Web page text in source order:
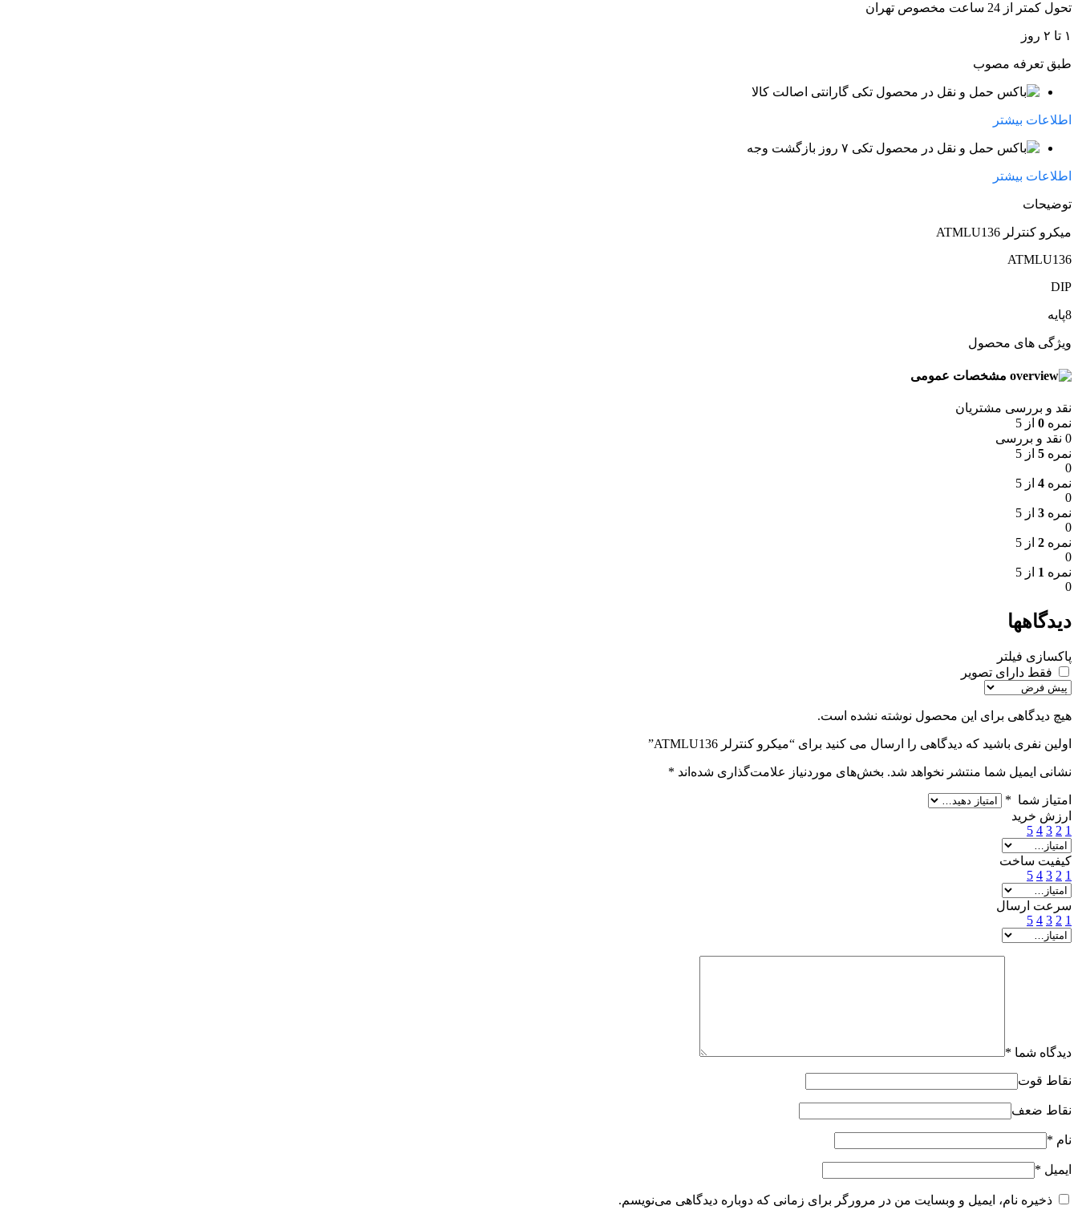
تحول کمتر از 24 ساعت مخصوص تهران
۱ تا ۲ روز
طبق تعرفه مصوب
گارانتی اصالت کالا
اطلاعات بیشتر
۷ روز بازگشت وجه
اطلاعات بیشتر
توضیحات
میکرو کنترلر ATMLU136
ATMLU136
DIP
8پایه
ویژگی های محصول
مشخصات عمومی
نقد و بررسی مشتریان
نمره 0 از 5
0 نقد و بررسی
نمره 5 از 5
0
نمره 4 از 5
0
نمره 3 از 5
0
نمره 2 از 5
0
نمره 1 از 5
0
دیدگاهها
پاکسازی فیلتر
فقط دارای تصویر
هیچ دیدگاهی برای این محصول نوشته نشده است.
اولین نفری باشید که دیدگاهی را ارسال می کنید برای “میکرو کنترلر ATMLU136”
نشانی ایمیل شما منتشر نخواهد شد. بخش‌های موردنیاز علامت‌گذاری شده‌اند *
امتیاز شما *
ارزش خرید
1
2
3
4
5
کیفیت ساخت
1
2
3
4
5
سرعت ارسال
1
2
3
4
5
دیدگاه شما *
نقاط قوت
نقاط ضعف
نام *
ایمیل *
ذخیره نام، ایمیل و وبسایت من در مرورگر برای زمانی که دوباره دیدگاهی می‌نویسم.